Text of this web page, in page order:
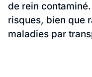
de rein
risques, bien que
maladies par